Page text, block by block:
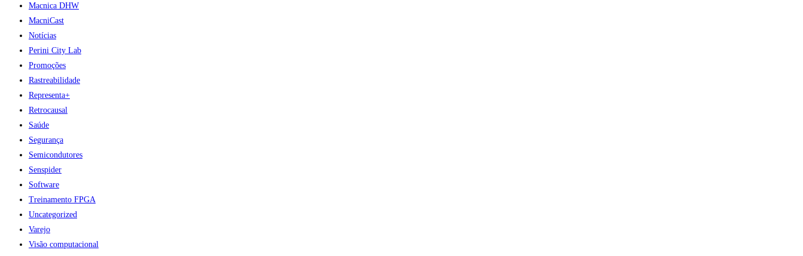
Macnica DHW
MacniCast
Notícias
Perini City Lab
Promoções
Rastreabilidade
Representa+
Retrocausal
Saúde
Segurança
Semicondutores
Senspider
Software
Treinamento FPGA
Uncategorized
Varejo
Visão computacional